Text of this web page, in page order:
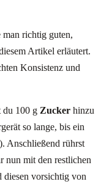
man richtig guten,
Artikel erläutert.
Konsistenz und
du 100 g Zucker hinzu
so lange, bis ein
Anschließend rührst
nun mit den restlichen
diesen vorsichtig von